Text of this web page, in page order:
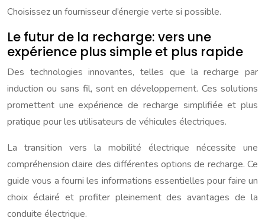
Choisissez un fournisseur d’énergie verte si possible.
Le futur de la recharge: vers une
expérience plus simple et plus rapide
Des technologies innovantes, telles que la recharge par
induction ou sans fil, sont en développement. Ces solutions
promettent une expérience de recharge simplifiée et plus
pratique pour les utilisateurs de véhicules électriques.
La transition vers la mobilité électrique nécessite une
compréhension claire des différentes options de recharge. Ce
guide vous a fourni les informations essentielles pour faire un
choix éclairé et profiter pleinement des avantages de la
conduite électrique.